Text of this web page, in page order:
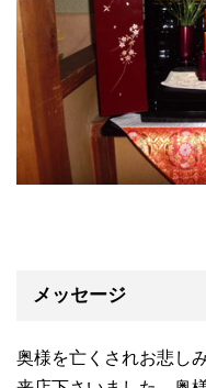
メッセージ
奥様を亡くされお悲し